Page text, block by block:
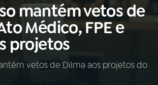
Buscar
AO VIVO
mantém vetos de
Médico, FPE e
projetos
vetos de Dilma aos projetos do